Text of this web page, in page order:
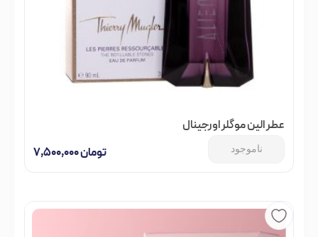
عطر الین موگلر اورجینال
تومان
ناموجود